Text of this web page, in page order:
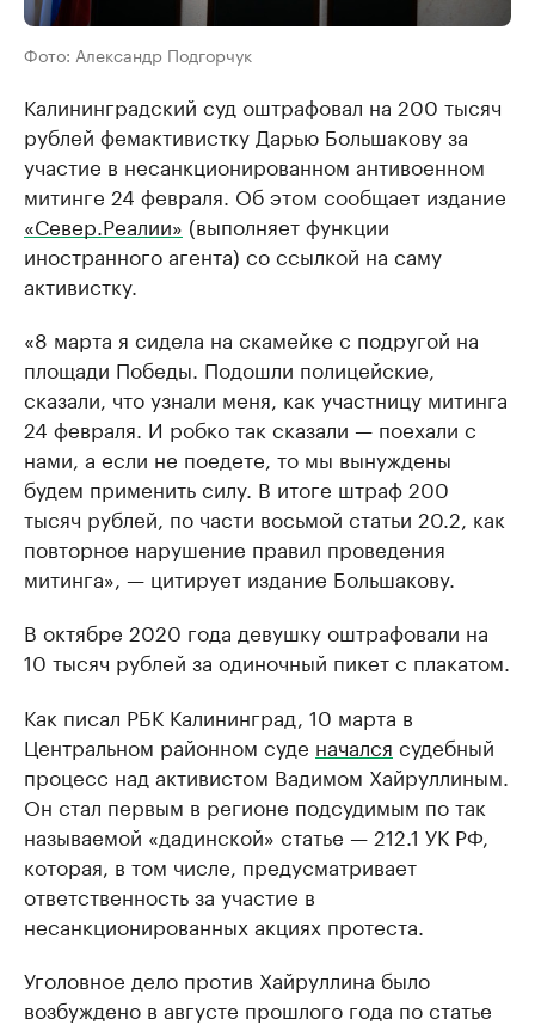
Фото: Александр Подгорчук
Калининградский суд оштрафовал на 200 тысяч
рублей фемактивистку Дарью Большакову за
участие в несанкционированном антивоенном
митинге 24 февраля. Об этом сообщает издание
«Север.Реалии» (выполняет функции
иностранного агента) со ссылкой на саму
активистку.
«8 марта я сидела на скамейке с подругой на
площади Победы. Подошли полицейские,
сказали, что узнали меня, как участницу митинга
24 февраля. И робко так сказали — поехали с
нами, а если не поедете, то мы вынуждены
будем применить силу. В итоге штраф 200
тысяч рублей, по части восьмой статьи 20.2, как
повторное нарушение правил проведения
митинга», — цитирует издание Большакову.
В октябре 2020 года девушку оштрафовали на
10 тысяч рублей за одиночный пикет с плакатом.
Как писал РБК Калининград, 10 марта в
Центральном районном суде начался судебный
процесс над активистом Вадимом Хайруллиным.
Он стал первым в регионе подсудимым по так
называемой «дадинской» статье — 212.1 УК РФ,
которая, в том числе, предусматривает
ответственность за участие в
несанкционированных акциях протеста.
Уголовное дело против Хайруллина было
возбуждено в августе прошлого года по статье